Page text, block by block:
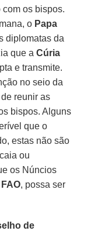
os bispos.
o Papa
diplomatas da
que aCúria
e transmite.
no seio da
reunir as
bispos. Alguns
que o
estas não são
caia ou
os Núncios
FAO, possa ser
de